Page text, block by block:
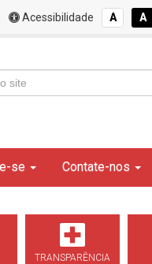
Acessibilidade A A
se Contate-nos
TRANSPARÊNCIA